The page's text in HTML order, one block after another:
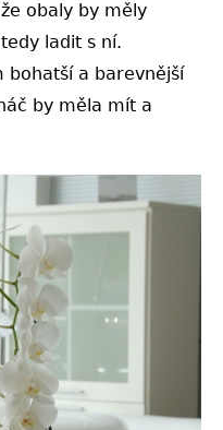
obaly by měly
ladit s ní.
bohatší a barevnější
by měla mít a